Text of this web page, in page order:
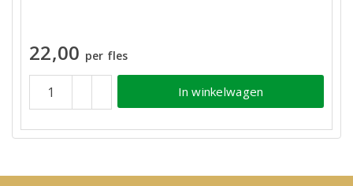
22,00 per fles
In winkelwagen